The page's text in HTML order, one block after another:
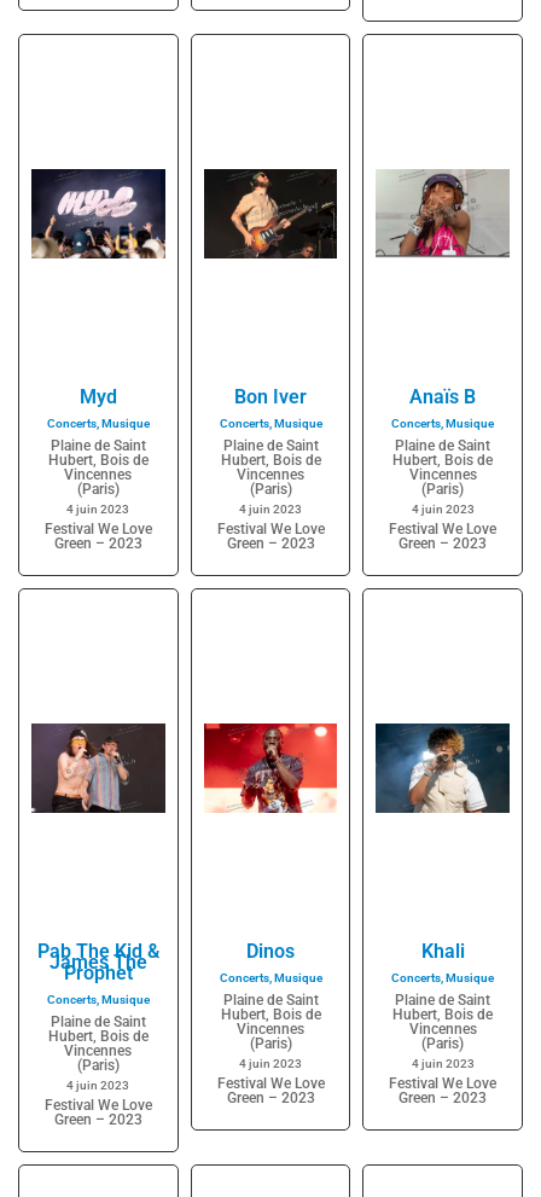
Myd
Concerts,Musique
Plaine de Saint
Hubert, Bois de
Vincennes
(Paris)
4 juin 2023
Festival We Love
Green – 2023
Bon Iver
Concerts,Musique
Plaine de Saint
Hubert, Bois de
Vincennes
(Paris)
4 juin 2023
Festival We Love
Green – 2023
Anaïs B
Concerts,Musique
Plaine de Saint
Hubert, Bois de
Vincennes
(Paris)
4 juin 2023
Festival We Love
Green – 2023
Pab The Kid &
James The
Prophet
Concerts,Musique
Plaine de Saint
Hubert, Bois de
Vincennes
(Paris)
4 juin 2023
Festival We Love
Green – 2023
Dinos
Concerts,Musique
Plaine de Saint
Hubert, Bois de
Vincennes
(Paris)
4 juin 2023
Festival We Love
Green – 2023
Khali
Concerts,Musique
Plaine de Saint
Hubert, Bois de
Vincennes
(Paris)
4 juin 2023
Festival We Love
Green – 2023